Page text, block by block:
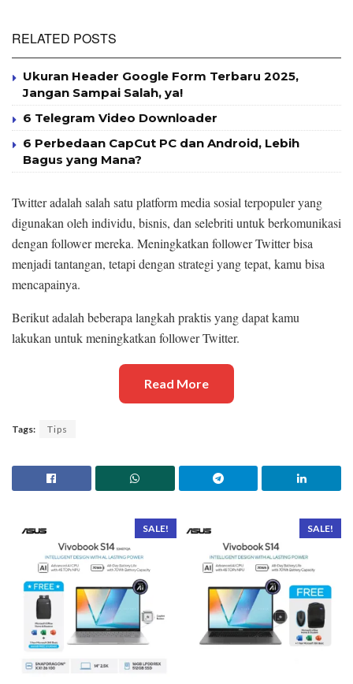
RELATED POSTS
Ukuran Header Google Form Terbaru 2025,
Jangan Sampai Salah, ya!
6 Telegram Video Downloader
6 Perbedaan CapCut PC dan Android, Lebih
Bagus yang Mana?
Twitter adalah salah satu platform media sosial terpopuler yang
digunakan oleh individu, bisnis, dan selebriti untuk berkomunikasi
dengan follower mereka. Meningkatkan follower Twitter bisa
menjadi tantangan, tetapi dengan strategi yang tepat, kamu bisa
mencapainya.
Berikut adalah beberapa langkah praktis yang dapat kamu
lakukan untuk meningkatkan follower Twitter.
Read More
Tags: Tips
SALE! SALE!